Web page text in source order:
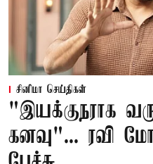
சினிமா செய்திகள்
"இயக்குநராக
கனவு"... ரவி